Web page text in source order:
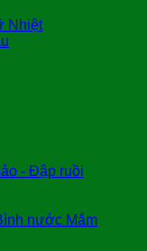
Nhiệt
- Đập ruồi
nước Mắm